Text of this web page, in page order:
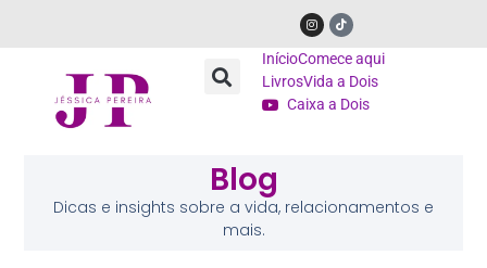
InícioComece aqui
LivrosVida a Dois
Caixa a Dois
Blog
Dicas e insights sobre a vida, relacionamentos e
mais.